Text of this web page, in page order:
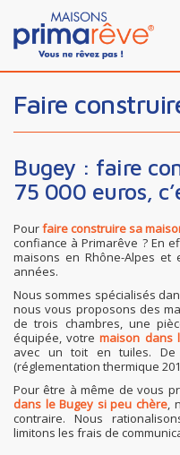
Faire
Bugey : faire
75 000 euros,
Pourfaire construire sa
confiance à Primarêve ? En
maisons en Rhône-Alpes et
années.
Nous sommes spécialisés
nous vous proposons des
de trois chambres, une
équipée, votremaison dans
avec un toit en tuiles.
(réglementation thermique
Pour être à même de vous
dans le Bugey si peu chère,
contraire. Nous
limitons les frais de